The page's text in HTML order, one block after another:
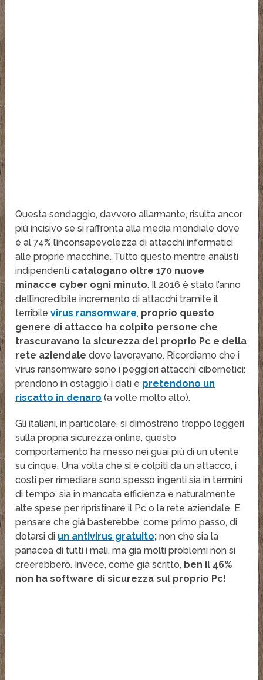
Questa sondaggio, davvero allarmante, risulta ancor
più incisivo se si raffronta alla media mondiale dove
è al 74% l’inconsapevolezza di attacchi informatici
alle proprie macchine. Tutto questo mentre analisti
indipendenti catalogano oltre 170 nuove
minacce cyber ogni minuto. Il 2016 è stato l’anno
dell’incredibile incremento di attacchi tramite il
terribilevirus ransomware, proprio questo
genere di attacco ha colpito persone che
trascuravano la sicurezza del proprio Pc e della
rete aziendale dove lavoravano. Ricordiamo che i
virus ransomware sono i peggiori attacchi cibernetici:
prendono in ostaggio i dati e pretendono un
riscatto in denaro (a volte molto alto).
Gli italiani, in particolare, si dimostrano troppo leggeri
sulla propria sicurezza online, questo
comportamento ha messo nei guai più di un utente
su cinque. Una volta che si è colpiti da un attacco, i
costi per rimediare sono spesso ingenti sia in termini
di tempo, sia in mancata efficienza e naturalmente
alte spese per ripristinare il Pc o la rete aziendale. E
pensare che già basterebbe, come primo passo, di
dotarsi di un antivirus gratuito; non che sia la
panacea di tutti i mali, ma già molti problemi non si
creerebbero. Invece, come già scritto, ben il 46%
non ha software di sicurezza sul proprio Pc!